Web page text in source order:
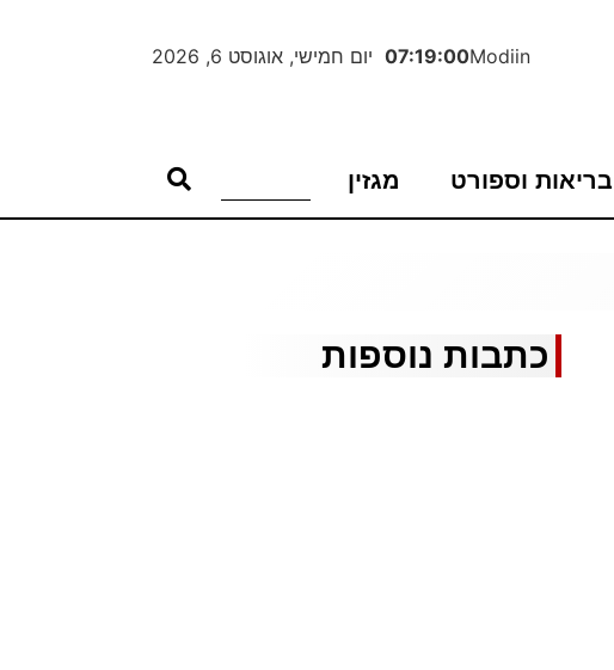
Modiin
07:19:00 יום חמישי, אוגוסט 6, 2026
בריאות וספורט מגזין
כתבות נוספות